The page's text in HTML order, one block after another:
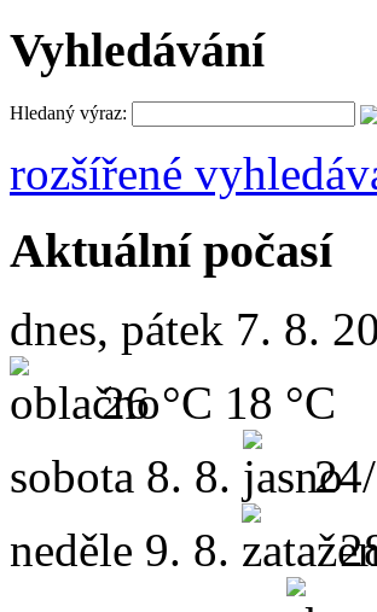
Vyhledávání
Hledaný výraz:
rozšířené
Aktuální počasí
dnes, pátek 7. 8.
26 °C 18 °C
sobota 8. 8.
neděle 9. 8.